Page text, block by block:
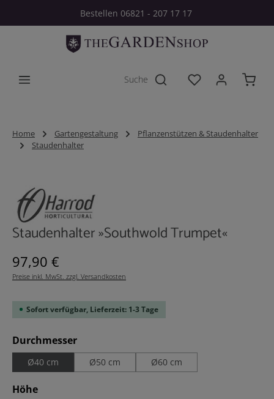
Zum Hauptinhalt springenBestellen 06821 - 207 17 17
Du hast 0
Home Gartengestaltung
Pflanzenstützen & Staudenhalter
Staudenhalter
Staudenhalter »Southwold Trumpet«
Regulärer Preis:
97,90 €
Preise inkl. MwSt. zzgl. Versandkosten
Sofort verfügbar, Lieferzeit: 1-3 Tage
Durchmesserauswählen
Ø40 cm Ø50 cm Ø60 cm
Höheauswählen